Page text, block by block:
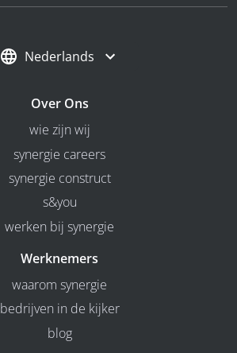
Nederlands
Over Ons
wie zijn wij
synergie careers
synergie construct
s&you
werken bij synergie
Werknemers
waarom synergie
bedrijven in de kijker
blog